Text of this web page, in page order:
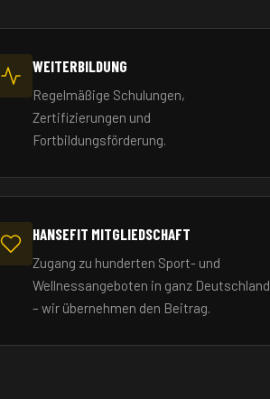
WEITERBILDUNG
Regelmäßige Schulungen,
Zertifizierungen und
Fortbildungsförderung.
HANSEFIT MITGLIEDSCHAFT
Zugang zu hunderten Sport- und
Wellnessangeboten in ganz Deutschland
– wir übernehmen den Beitrag.